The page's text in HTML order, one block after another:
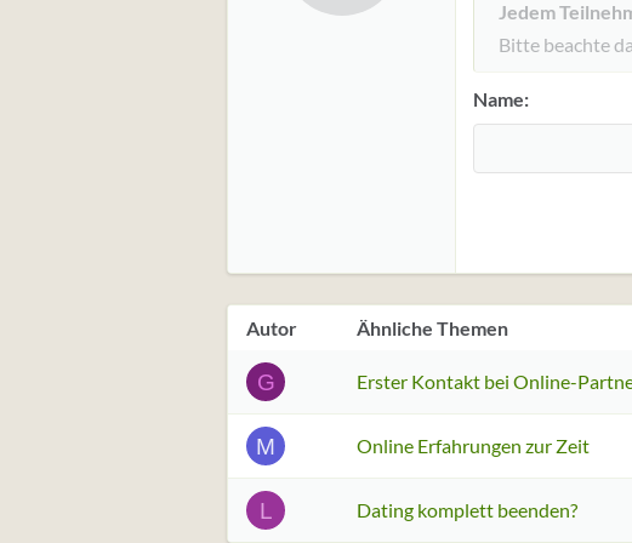
12
15
Jedem
Bitte beachte
Name
Autor Ähnliche Themen
G Erster Kontakt bei Online-
M Online Erfahrungen zur Zeit
L Dating komplett beenden?